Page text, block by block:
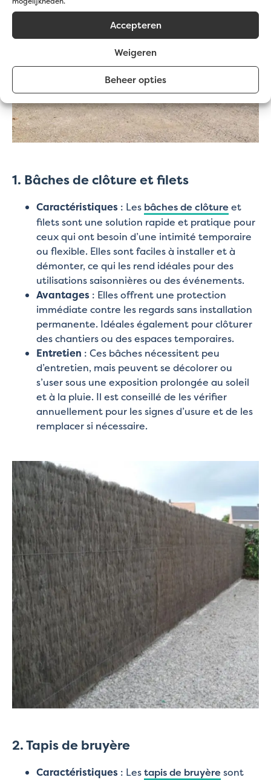
Accepteren
Weigeren
Beheer opties
1. Bâches de clôture et filets
Caractéristiques : Les bâches de clôture et
filets sont une solution rapide et pratique pour
ceux qui ont besoin d’une intimité temporaire
ou flexible. Elles sont faciles à installer et à
démonter, ce qui les rend idéales pour des
utilisations saisonnières ou des événements.
Avantages : Elles offrent une protection
immédiate contre les regards sans installation
permanente. Idéales également pour clôturer
des chantiers ou des espaces temporaires.
Entretien : Ces bâches nécessitent peu
d’entretien, mais peuvent se décolorer ou
s’user sous une exposition prolongée au soleil
et à la pluie. Il est conseillé de les vérifier
annuellement pour les signes d’usure et de les
remplacer si nécessaire.
2. Tapis de bruyère
Caractéristiques : Lestapis de bruyère sont